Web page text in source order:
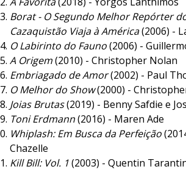
Borat - O Segundo Melhor Repórter
Cazaquistão Viaja à América(2006) -
O Labirinto do Fauno(2006) -
A Origem(2010) - Christopher Nolan
Embriagado de Amor(2002) - Paul
O Melhor do Show(2000) -
Joias Brutas(2019) - Benny Safdie e
Toni Erdmann(2016) - Maren Ade
Whiplash: Em Busca da Perfeição
Chazelle
Kill Bill: Vol. 1(2003) - Quentin